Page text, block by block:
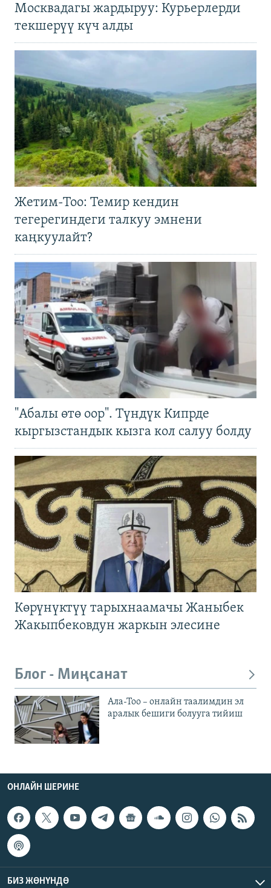
Москвадагы жардыруу: Курьерлерди
текшерүү күч алды
Жетим-Тоо: Темир кендин
тегерегиндеги талкуу эмнени
каңкуулайт?
"Абалы өтө оор". Түндүк Кипрде
кыргызстандык кызга кол салуу болду
Көрүнүктүү тарыхнаамачы Жаныбек
Жакыпбековдун жаркын элесине
Блог - Миңсанат
Ала-Тоо – онлайн таалимдин эл
аралык бешиги болууга тийиш
ОНЛАЙН ШЕРИНЕ
БИЗ ЖӨНҮНДӨ